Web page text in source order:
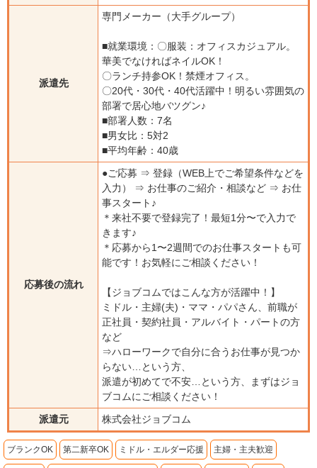
派遣先
専門メーカー（大手グループ）
■就業環境：〇服装：オフィスカジュアル。
華美でなければネイルOK！
〇ランチ持参OK！禁煙オフィス。
〇20代・30代・40代活躍中！明るい雰囲気の
部署で居心地バツグン♪
■部署人数：7名
■男女比：5対2
■平均年齢：40歳
応募後の流れ
●ご応募 ⇒ 登録（WEB上でご希望条件などを
入力） ⇒ お仕事のご紹介・相談など ⇒ お仕
事スタート♪
＊来社不要で登録完了！最短1分〜で入力で
きます♪
＊応募から1〜2週間でのお仕事スタートも可
能です！お気軽にご相談ください！
【ジョブコムではこんな方が活躍中！】
ミドル・主婦(夫)・ママ・パパさん、前職が
正社員・契約社員・アルバイト・パートの方
など
⇒ハローワークで自分に合うお仕事が見つか
らない…という方、
派遣が初めてで不安…という方、まずはジョ
ブコムにご相談ください！
派遣元
株式会社ジョブコム
ブランクOK 第二新卒OK ミドル・エルダー応援 主婦・主夫歓迎